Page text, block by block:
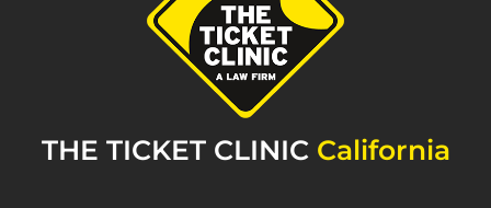
THE TICKET CLINIC California